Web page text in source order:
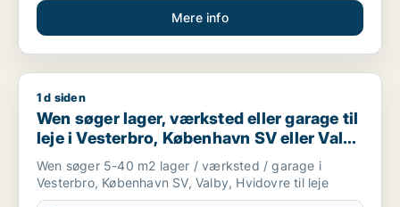
Mere info
Wen søger lager, værksted eller garage til leje i Vesterbro,
1 d siden
Wen søger lager, værksted eller garage til
leje i Vesterbro, København SV eller Valby
m.fl.
Wen søger 5-40 m2 lager / værksted / garage i
Vesterbro, København SV, Valby, Hvidovre til leje